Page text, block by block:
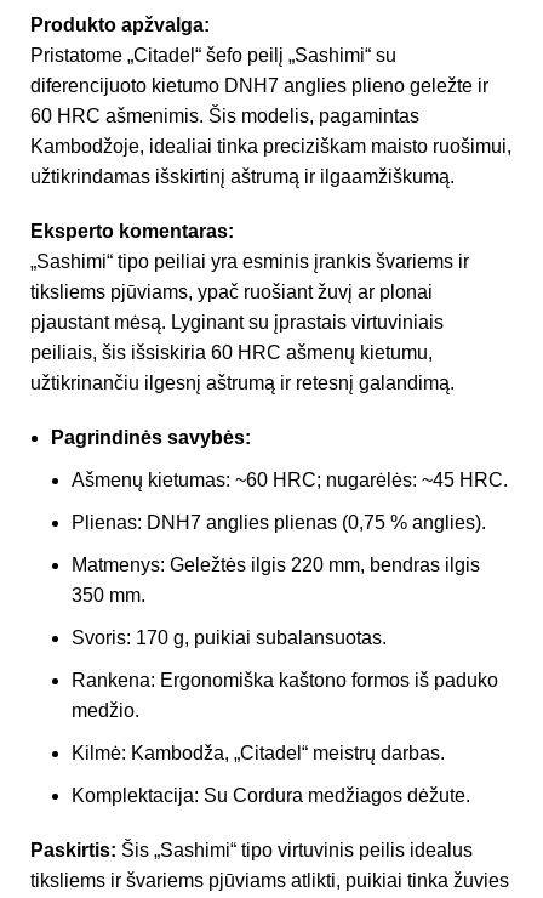
Produkto apžvalga:
Pristatome „Citadel“ šefo peilį „Sashimi“ su
diferencijuoto kietumo DNH7 anglies plieno geležte ir
60 HRC ašmenimis. Šis modelis, pagamintas
Kambodžoje, idealiai tinka preciziškam maisto ruošimui,
užtikrindamas išskirtinį aštrumą ir ilgaamžiškumą.
Eksperto komentaras:
„Sashimi“ tipo peiliai yra esminis įrankis švariems ir
tiksliems pjūviams, ypač ruošiant žuvį ar plonai
pjaustant mėsą. Lyginant su įprastais virtuviniais
peiliais, šis išsiskiria 60 HRC ašmenų kietumu,
užtikrinančiu ilgesnį aštrumą ir retesnį galandimą.
Pagrindinės savybės:
Ašmenų kietumas: ~60 HRC; nugarėlės: ~45 HRC.
Plienas: DNH7 anglies plienas (0,75 % anglies).
Matmenys: Geležtės ilgis 220 mm, bendras ilgis
350 mm.
Svoris: 170 g, puikiai subalansuotas.
Rankena: Ergonomiška kaštono formos iš paduko
medžio.
Kilmė: Kambodža, „Citadel“ meistrų darbas.
Komplektacija: Su Cordura medžiagos dėžute.
Paskirtis: Šis „Sashimi“ tipo virtuvinis peilis idealus
tiksliems ir švariems pjūviams atlikti, puikiai tinka žuvies